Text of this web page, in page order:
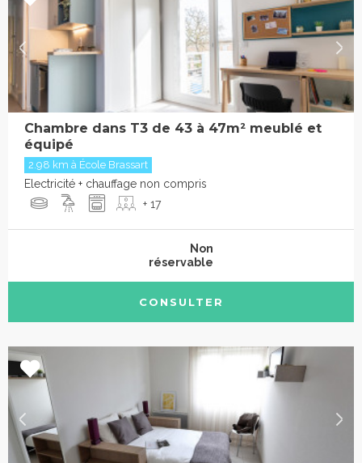
Chambre dans T3 de 43 à 47m² meublé et
équipé
2.98 km à École Brassart
Electricité + chauffage non compris
+ 17
Non
réservable
CONSULTER